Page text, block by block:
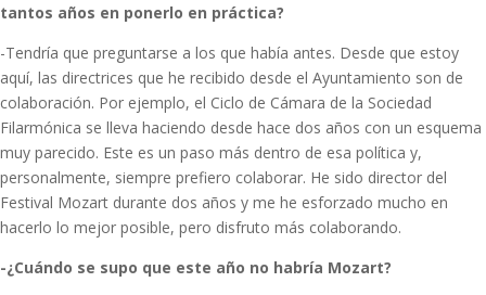
tantos años en ponerlo en práctica?
-Tendría que preguntarse a los que había antes. Desde que estoy
aquí, las directrices que he recibido desde el Ayuntamiento son de
colaboración. Por ejemplo, el Ciclo de Cámara de la Sociedad
Filarmónica se lleva haciendo desde hace dos años con un esquema
muy parecido. Este es un paso más dentro de esa política y,
personalmente, siempre prefiero colaborar. He sido director del
Festival Mozart durante dos años y me he esforzado mucho en
hacerlo lo mejor posible, pero disfruto más colaborando.
-¿Cuándo se supo que este año no habría Mozart?